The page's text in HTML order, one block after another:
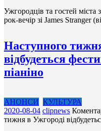
Ужгородців та гостей
рок-вечір зі James Stranger
Наступного
відбудеться
піаніно
АНОНСИ КУЛЬТУРА
2020-08-04 clipnews
тижня в Ужгороді